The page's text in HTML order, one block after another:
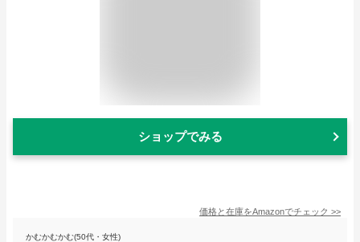
ショップでみる
価格と在庫をAmazonでチェック >>
かむかむかむ(50代・女性)